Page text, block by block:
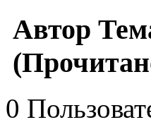
Автор
0